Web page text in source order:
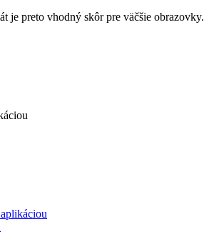
je preto vhodný skôr pre väčšie obrazovky.